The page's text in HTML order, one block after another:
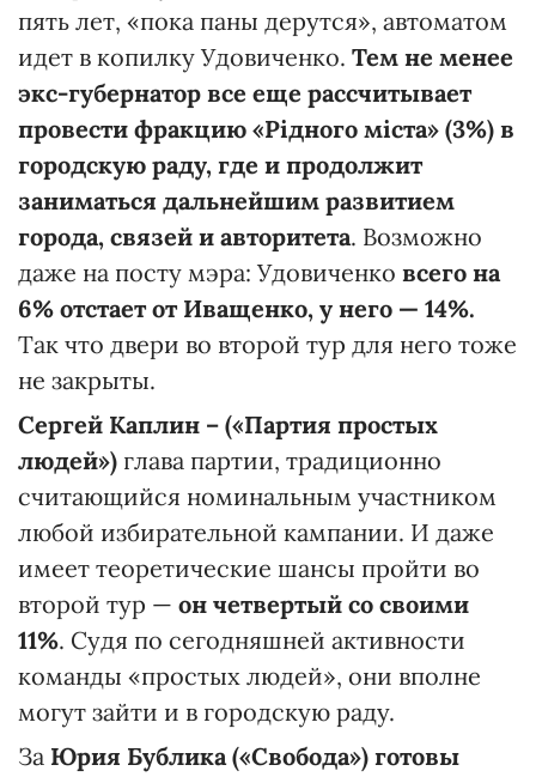
пять лет, «пока паны дерутся», автоматом
идет в копилку Удовиченко. Тем не менее
экс-губернатор все еще рассчитывает
провести фракцию «Рідного міста» (3%) в
городскую раду, где и продолжит
заниматься дальнейшим развитием
города, связей и авторитета. Возможно
даже на посту мэра: Удовиченко всего на
6% отстает от Иващенко, у него — 14%.
Так что двери во второй тур для него тоже
не закрыты.
Сергей Каплин – («Партия простых
людей») глава партии, традиционно
считающийся номинальным участником
любой избирательной кампании. И даже
имеет теоретические шансы пройти во
второй тур — он четвертый со своими
11%. Судя по сегодняшней активности
команды «простых людей», они вполне
могут зайти и в городскую раду.
За Юрия Бублика («Свобода») готовы